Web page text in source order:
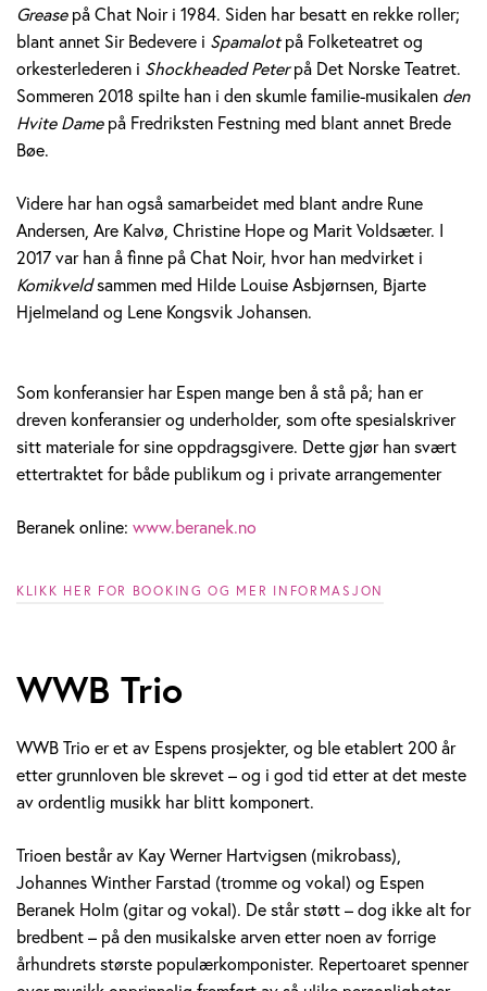
Greasepå Chat Noir i 1984. Siden har besatt en rekke roller;
blant annet Sir Bedevere i Spamalotpå Folketeatret og
orkesterlederen i Shockheaded Peterpå Det Norske Teatret.
Sommeren 2018 spilte han i den skumle familie-musikalen den
Hvite Damepå Fredriksten Festning med blant annet Brede
Bøe.
Videre har han også samarbeidet med blant andre Rune
Andersen, Are Kalvø, Christine Hope og Marit Voldsæter. I
2017 var han å finne på Chat Noir, hvor han medvirket i
Komikveldsammen med Hilde Louise Asbjørnsen, Bjarte
Hjelmeland og Lene Kongsvik Johansen.
Som konferansier har Espen mange ben å stå på; han er
dreven konferansier og underholder, som ofte spesialskriver
sitt materiale for sine oppdragsgivere. Dette gjør han svært
ettertraktet for både publikum og i private arrangementer
Beranek online: www.beranek.no
KLIKK HER FOR BOOKING OG MER INFORMASJON
WWB Trio
WWB Trio er et av Espens prosjekter, og ble etablert 200 år
etter grunnloven ble skrevet – og i god tid etter at det meste
av ordentlig musikk har blitt komponert.
Trioen består av Kay Werner Hartvigsen (mikrobass),
Johannes Winther Farstad (tromme og vokal) og Espen
Beranek Holm (gitar og vokal). De står støtt – dog ikke alt for
bredbent – på den musikalske arven etter noen av forrige
århundrets største populærkomponister. Repertoaret spenner